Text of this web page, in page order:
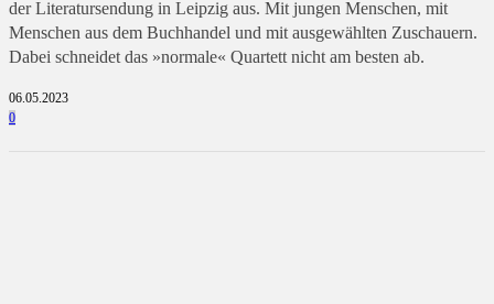
der Literatursendung in Leipzig aus. Mit jungen Menschen, mit
Menschen aus dem Buchhandel und mit ausgewählten Zuschauern.
Dabei schneidet das »normale« Quartett nicht am besten ab.
06.05.2023
0